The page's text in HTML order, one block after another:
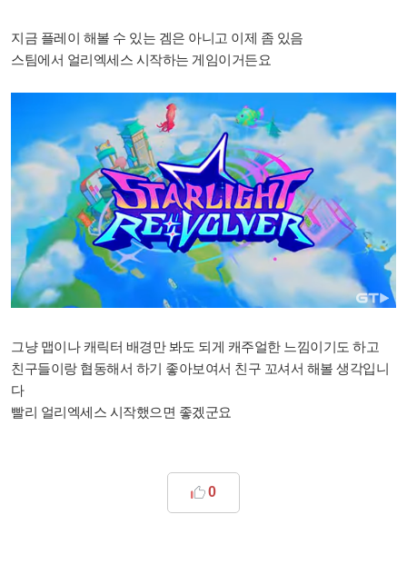
지금 플레이 해볼 수 있는 겜은 아니고 이제 좀 있음
스팀에서 얼리엑세스 시작하는 게임이거든요
그냥 맵이나 캐릭터 배경만 봐도 되게 캐주얼한 느낌이기도 하고
친구들이랑 협동해서 하기 좋아보여서 친구 꼬셔서 해볼 생각입니
다
빨리 얼리엑세스 시작했으면 좋겠군요
0